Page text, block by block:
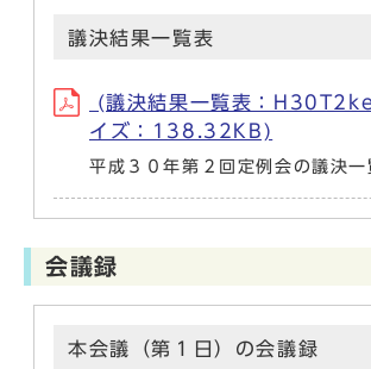
議決結果一覧表
(議決結果一覧表：
イズ：138.32KB)
平成３０年第２回定例会の議決一
会議録
本会議（第１日）の会議録